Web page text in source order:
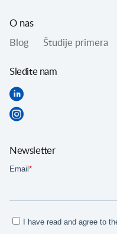
O nas
Blog Študije primera
Sledite nam
Newsletter